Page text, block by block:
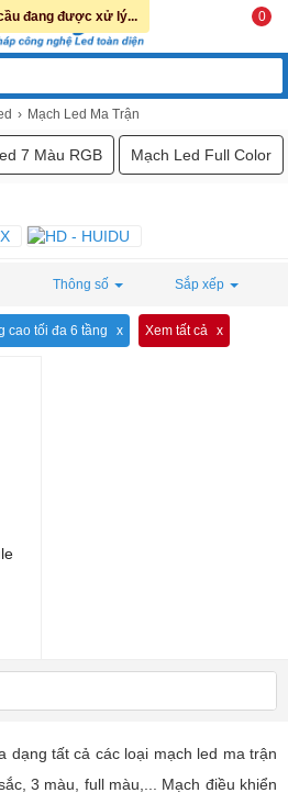
0
Mạch Led Ma Trận
7 Màu RGB Mạch Led Full Color
Thông số Sắp xếp
cao tối đa 6 tầng Xem tất cả
dạng tất cả các loại mạch led ma trận
3 màu, full màu,... Mạch điều khiển
đang được xử lý...